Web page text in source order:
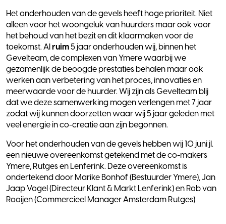
Het onderhouden van de gevels heeft hoge prioriteit. Niet
alleen voor het woongeluk van huurders maar ook voor
het behoud van het bezit en dit klaarmaken voor de
toekomst. Al ruim5 jaar onderhouden wij, binnen het
Gevelteam, de complexen van Ymere waarbij we
gezamenlijk de beoogde prestaties behalen maar ook
werken aan verbetering van het proces, innovaties en
meerwaarde voor de huurder. Wij zijn als Gevelteam blij
dat we deze samenwerking mogen verlengen met 7 jaar
zodat wij kunnen doorzetten waar wij 5 jaar geleden met
veel energie in co-creatie aan zijn begonnen.
Voor het onderhouden van de gevels hebben wij 10 juni jl.
een nieuwe overeenkomst getekend met de co-makers
Ymere, Rutges en Lenferink. Deze overeenkomst is
ondertekend door Marike Bonhof (Bestuurder Ymere), Jan
Jaap Vogel (Directeur Klant & Markt Lenferink) en Rob van
Rooijen (Commercieel Manager Amsterdam Rutges)